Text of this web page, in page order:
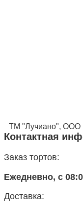
ТМ "Лучиано",
Контактная
Заказ тортов:
Ежедневно, с
Доставка: